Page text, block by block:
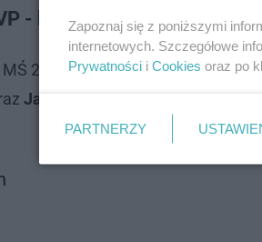
- komentatorzy
2026 będzie komentowany na
Jacek Laskowski i Robert
Zapoznaj się z poniższymi
internetowych. Szczegółowe
Prywatności i Cookies oraz po
PARTNERZY